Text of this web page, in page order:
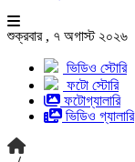
শুক্রবার , ৭ অগাস্ট ২০২৬
ভিডিও স্টোরি
ফটো স্টোরি
ফটোগ্যালারি
ভিডিও গ্যালারি